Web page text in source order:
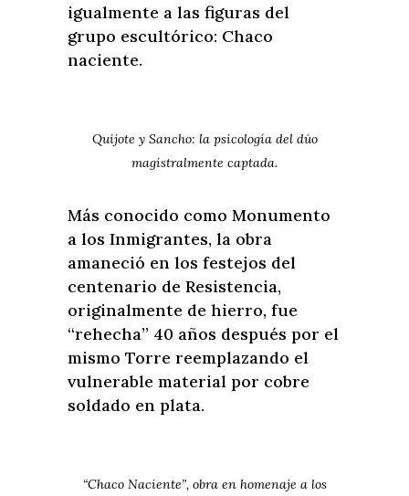
igualmente a las figuras del
grupo escultórico: Chaco
naciente.
Quijote y Sancho: la psicología del dúo
magistralmente captada.
Más conocido como Monumento
a los Inmigrantes, la obra
amaneció en los festejos del
centenario de Resistencia,
originalmente de hierro, fue
“rehecha” 40 años después por el
mismo Torre reemplazando el
vulnerable material por cobre
soldado en plata.
“Chaco Naciente”, obra en homenaje a los